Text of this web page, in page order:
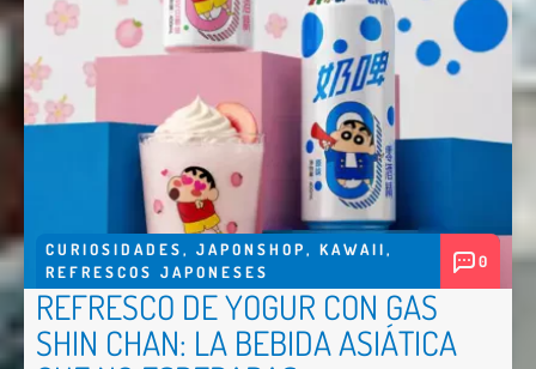
CURIOSIDADES, JAPONSHOP, KAWAII,
REFRESCOS JAPONESES
0
REFRESCO DE YOGUR CON GAS
SHIN CHAN: LA BEBIDA ASIÁTICA